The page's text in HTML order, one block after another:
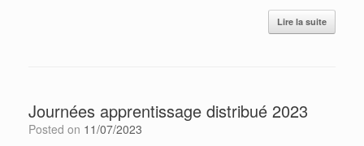
Lire la suite
Journées apprentissage distribué 2023
Posted on 11/07/2023